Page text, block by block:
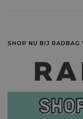
SHOP NU BIJ RADBAG